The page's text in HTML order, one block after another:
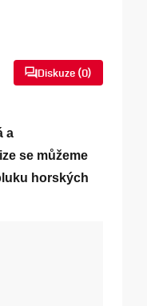
Diskuze (0)
a
se můžeme
horských